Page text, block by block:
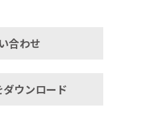
合わせ
ウンロード